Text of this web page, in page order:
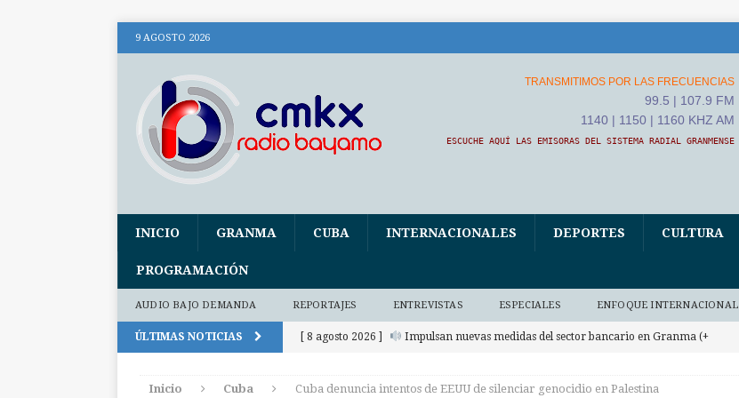
9 AGOSTO 2026
TRANSMITIMOS POR LAS FRECUENCIAS
99.5 | 107.9 FM
1140 | 1150 | 1160 KHZ AM
ESCUCHE AQUÍ LAS EMISORAS DEL SISTEMA RADIAL GRANMENSE
INICIO GRANMA CUBA INTERNACIONALES DEPORTES CULTURA
PROGRAMACIÓN
AUDIO BAJO DEMANDA REPORTAJES ENTREVISTAS ESPECIALES ENFOQUE INTERNACIONAL
ÚLTIMAS NOTICIAS [ 8 agosto 2026 ] Impulsan nuevas medidas del sector bancario en Granma (+
Inicio Cuba Cuba denuncia intentos de EEUU de silenciar genocidio en Palestina